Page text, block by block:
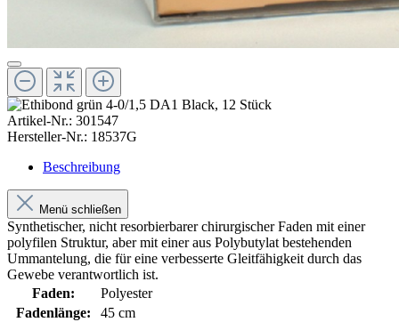
Artikel-Nr.: 301547
Hersteller-Nr.: 18537G
Beschreibung
Menü schließen
Synthetischer, nicht resorbierbarer chirurgischer Faden mit einer
polyfilen Struktur, aber mit einer aus Polybutylat bestehenden
Ummantelung, die für eine verbesserte Gleitfähigkeit durch das
Gewebe verantwortlich ist.
Faden:
Polyester
Fadenlänge:
45 cm